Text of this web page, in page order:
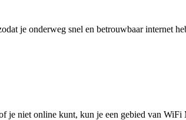
je onderweg snel en betrouwbaar internet
je niet online kunt, kun je een gebied van